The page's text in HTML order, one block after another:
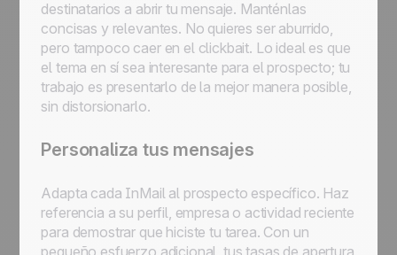
destinatarios a abrir tu mensaje. Manténlas
concisas y relevantes. No quieres ser aburrido,
pero tampoco caer en el clickbait. Lo ideal es que
el tema en sí sea interesante para el prospecto; tu
trabajo es presentarlo de la mejor manera posible,
sin distorsionarlo.
Personaliza tus mensajes
Adapta cada InMail al prospecto específico. Haz
referencia a su perfil, empresa o actividad reciente
para demostrar que hiciste tu tarea. Con un
pequeño esfuerzo adicional, tus tasas de apertura